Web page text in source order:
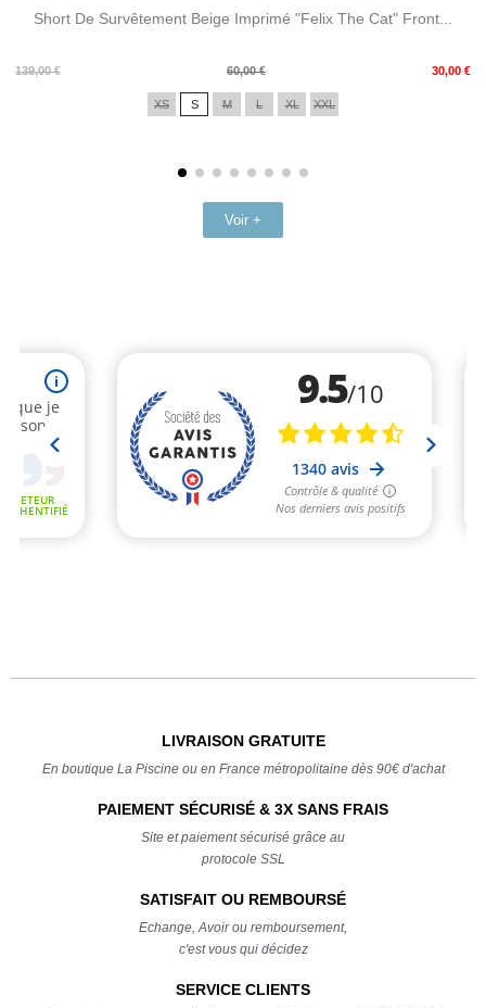
Short De Survêtement Beige Imprimé "Felix The Cat" Front...
139,00 €
Prix
60,00 € 30,00 €
Prix
XS S M L XL XXL
Voir +
LIVRAISON GRATUITE
En boutique La Piscine ou en France métropolitaine dès 90€ d'achat
PAIEMENT SÉCURISÉ & 3X SANS FRAIS
Site et paiement sécurisé grâce au
protocole SSL
SATISFAIT OU REMBOURSÉ
Echange, Avoir ou remboursement,
c'est vous qui décidez
SERVICE CLIENTS